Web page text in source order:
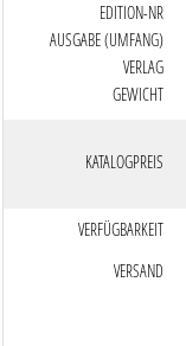
EDITION-NR
AUSGABE (UMFANG)
VERLAG
GEWICHT
KATALOGPREIS
VERFÜGBARKEIT
VERSAND